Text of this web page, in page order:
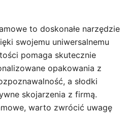
to doskonałe narzędzie
swojemu uniwersalnemu
pomaga skutecznie
opakowania z
a słodki
skojarzenia z firmą.
warto zwrócić uwagę